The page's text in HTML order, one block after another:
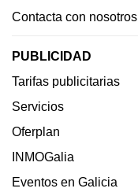
Contacta con nosotros
PUBLICIDAD
Tarifas publicitarias
Servicios
Oferplan
INMOGalia
Eventos en Galicia